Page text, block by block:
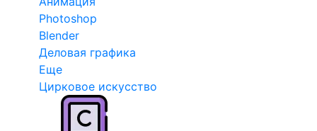
Photoshop
Blender
Деловая графика
Еще
Цирковое искусство